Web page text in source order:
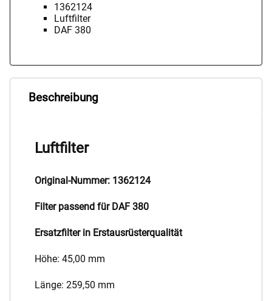
1362124
Luftfilter
DAF 380
Beschreibung
Luftfilter
Original-Nummer: 1362124
Filter passend für DAF 380
Ersatzfilter in Erstausrüsterqualität
Höhe: 45,00 mm
Länge: 259,50 mm